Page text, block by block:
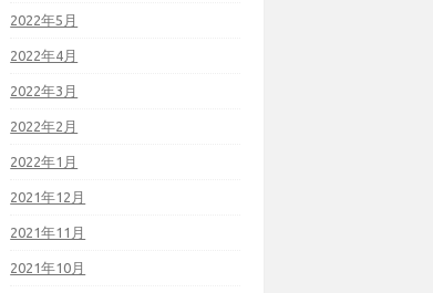
2022年5月
2022年4月
2022年3月
2022年2月
2022年1月
2021年12月
2021年11月
2021年10月